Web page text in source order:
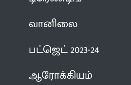
வானிலை
பட்ஜெட் 2023-24
ஆரோக்கியம்